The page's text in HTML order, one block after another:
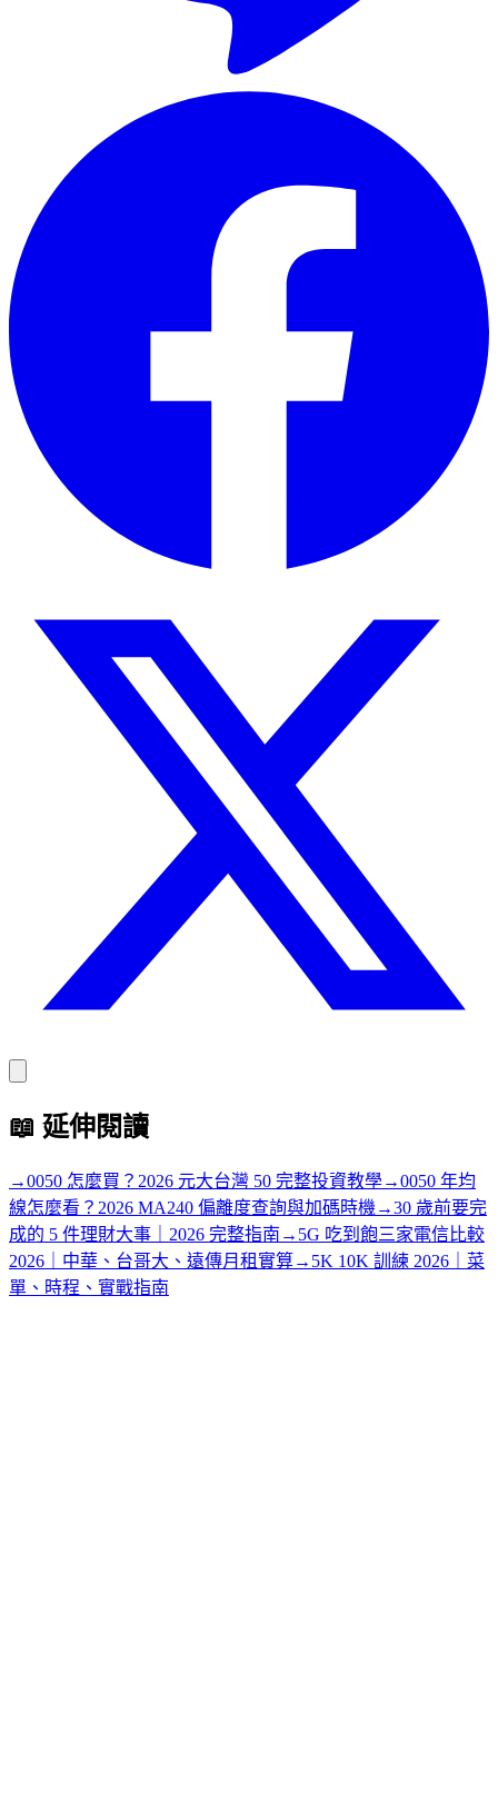
📖 延伸閱讀
→0050 怎麼買？2026 元大台灣 50 完整投資教學→0050 年均
線怎麼看？2026 MA240 偏離度查詢與加碼時機 →30 歲前要完
成的 5 件理財大事｜2026 完整指南 → 5G 吃到飽三家電信比較
2026｜中華、台哥大、遠傳月租實算→ 5K 10K 訓練 2026｜菜
單、時程、實戰指南